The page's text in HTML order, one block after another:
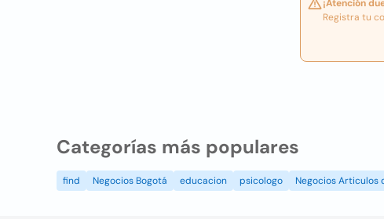
¡Atención
Registra tu
Categorías más populares
find Negocios Bogotá educacion psicologo Negocios Articulos